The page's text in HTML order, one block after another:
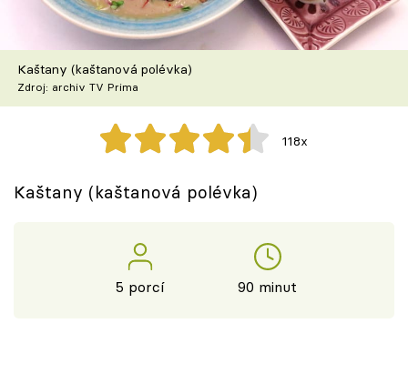
Škola vaření
Recepty z TV
Speciál: Cuketa
Těhotnej kuchař
Sledujte prima+
Kaštany (kaštanová polévka)
Zdroj: archiv TV Prima
118x
Kaštany (kaštanová polévka)
5 porcí 90 minut